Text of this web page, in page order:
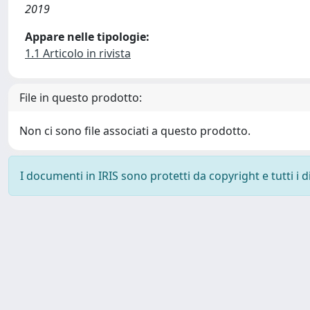
2019
Appare nelle tipologie:
1.1 Articolo in rivista
File in questo prodotto:
Non ci sono file associati a questo prodotto.
I documenti in IRIS sono protetti da copyright e tutti i